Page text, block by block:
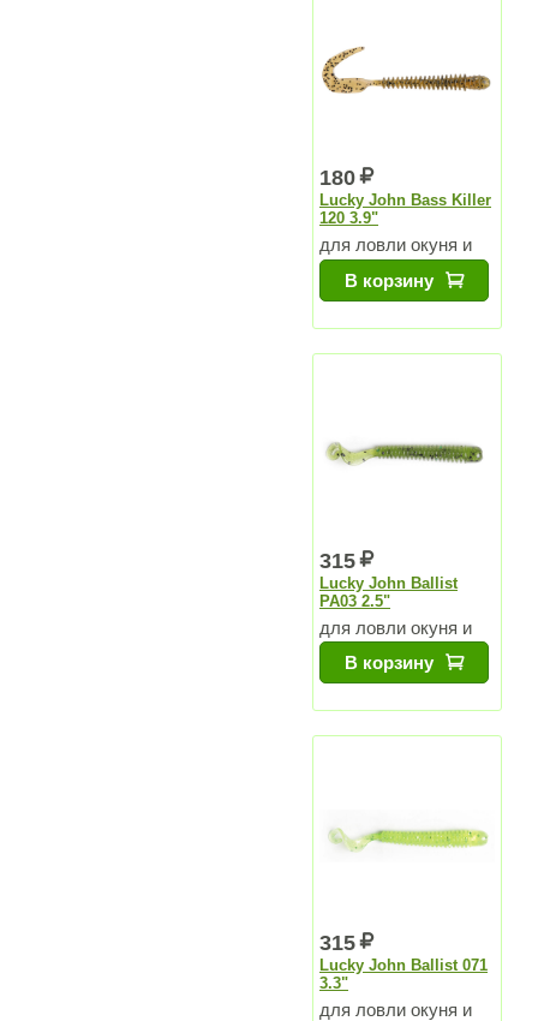
180
Lucky John Bass Killer
120 3.9"
для ловли окуня и
судакаВ корзину
315
Lucky John Ballist
PA03 2.5"
для ловли окуня и
судакаВ корзину
315
Lucky John Ballist 071
3.3"
для ловли окуня и